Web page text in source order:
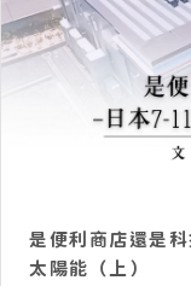
太陽能（下）
FEBRUARY 10,